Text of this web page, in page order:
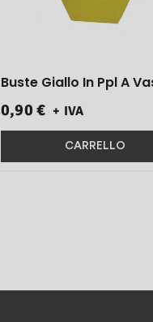
Buste Giallo In Ppl A
0,90 € + IVA
CARRELLO